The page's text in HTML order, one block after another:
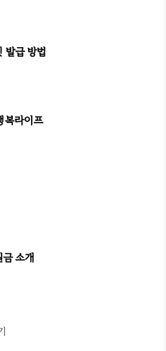
발급 방법
복라이프
소개